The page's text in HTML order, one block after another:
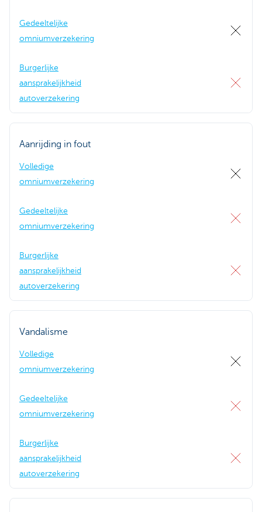
Gedeeltelijke
omniumverzekering
Burgerlijke
aansprakelijkheid
autoverzekering
Aanrijding in fout
Volledige
omniumverzekering
Gedeeltelijke
omniumverzekering
Burgerlijke
aansprakelijkheid
autoverzekering
Vandalisme
Volledige
omniumverzekering
Gedeeltelijke
omniumverzekering
Burgerlijke
aansprakelijkheid
autoverzekering